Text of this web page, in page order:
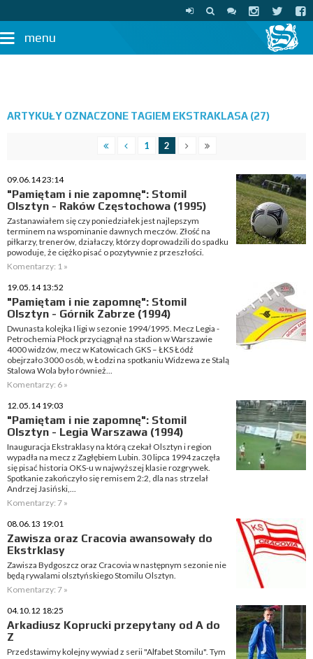
menu
ARTYKUŁY OZNACZONE TAGIEM EKSTRAKLASA (27)
1 2
09.06.14 23:14
"Pamiętam i nie zapomnę": Stomil
Olsztyn - Raków Częstochowa (1995)
Zastanawiałem się czy poniedziałek jest najlepszym
terminem na wspominanie dawnych meczów. Złość na
piłkarzy, trenerów, działaczy, którzy doprowadzili do spadku
powoduje, że ciężko pisać o pozytywnie z przeszłości.
Komentarzy: 1 »
19.05.14 13:52
"Pamiętam i nie zapomnę": Stomil
Olsztyn - Górnik Zabrze (1994)
Dwunasta kolejka I ligi w sezonie 1994/1995. Mecz Legia -
Petrochemia Płock przyciągnął na stadion w Warszawie
4000 widzów, mecz w Katowicach GKS – ŁKS Łódź
obejrzało 3000 osób, w Łodzi na spotkaniu Widzewa ze Stalą
Stalowa Wola było również...
Komentarzy: 6 »
12.05.14 19:03
"Pamiętam i nie zapomnę": Stomil
Olsztyn - Legia Warszawa (1994)
Inauguracja Ekstraklasy na którą czekał Olsztyn i region
wypadła na mecz z Zagłębiem Lubin. 30 lipca 1994 zaczęła
się pisać historia OKS-u w najwyższej klasie rozgrywek.
Spotkanie zakończyło się remisem 2:2, dla nas strzelał
Andrzej Jasiński,...
Komentarzy: 7 »
08.06.13 19:01
Zawisza oraz Cracovia awansowały do
Ekstrklasy
Zawisza Bydgoszcz oraz Cracovia w następnym sezonie nie
będą rywalami olsztyńskiego Stomilu Olsztyn.
Komentarzy: 7 »
04.10.12 18:25
Arkadiusz Koprucki przepytany od A do
Z
Przedstawimy kolejny wywiad z serii "Alfabet Stomilu". Tym